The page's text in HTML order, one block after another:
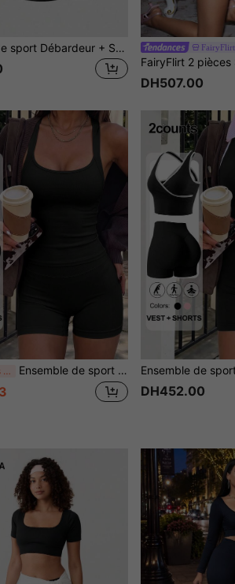
Ensemble de sport Débardeur + Short, Leggings pour femmes, Modelage du corps & Contrôle du ventre, Minceur & Levage des fesses, Léger & Respirant, Port quotidien, Tenue Halloween pour femmes FairyFlirt
DH507.00
Derniers 2 jours Ensemble de sport Débardeur + Short, Leggings pour femmes, Gaine de contrôle du ventre, Coupe slim effet liftant, Léger et respirant, Tenue quotidienne, Costume d'Halloween pour femmes
DH452.00